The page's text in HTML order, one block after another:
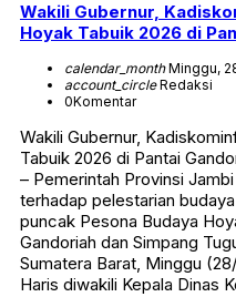
Wakili Gubernur,
Hoyak Tabuik 2026 di
calendar_monthMinggu,
account_circleRedaksi
0Komentar
Wakili Gubernur,
Tabuik 2026 di Pantai
– Pemerintah Provinsi
terhadap pelestarian
puncak Pesona Budaya
Gandoriah dan Simpang
Sumatera Barat, Minggu
Haris diwakili Kepala Dinas